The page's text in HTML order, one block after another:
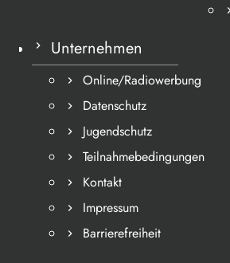
Unternehmen
Online/Radiowerbung
Datenschutz
Jugendschutz
Teilnahmebedingungen
Kontakt
Impressum
Barrierefreiheit